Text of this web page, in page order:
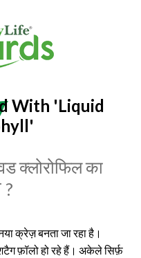
With 'liquid
क्लोरोफिल का
क्रेज़ बनता जा रहा है।
फ़ॉलो हो रहे हैं। अकेले सिर्फ़